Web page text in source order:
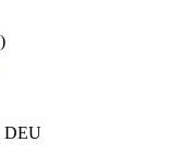
DEU